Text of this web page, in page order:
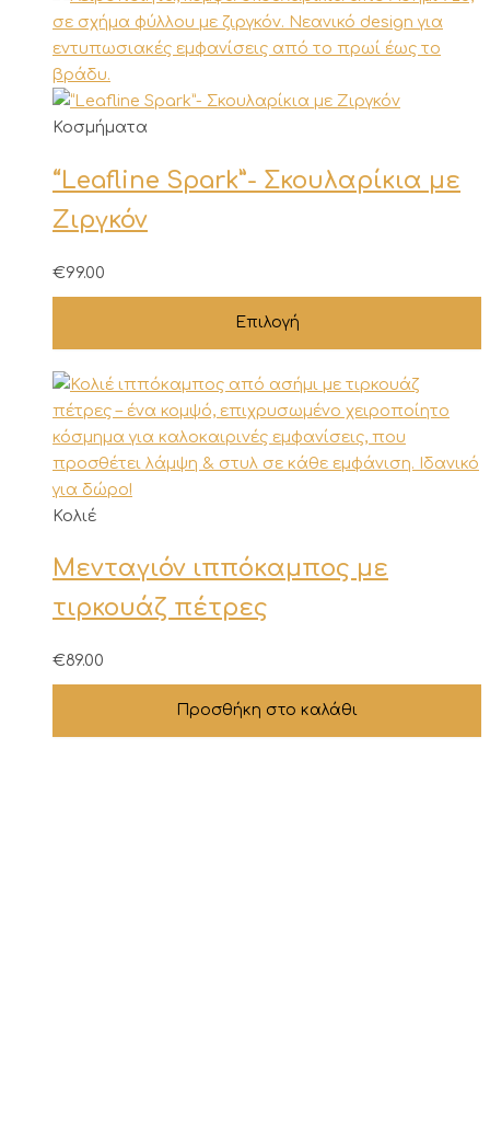
Κοσμήματα
“Leafline Spark”- Σκουλαρίκια με
Ζιργκόν
€99.00
Επιλογή
Αυτό
προϊόν
έχει
πολλαπλές
Οι
επιλεγούν
στη
σελίδα
του
προϊόντος
Κολιέ
Μενταγιόν ιππόκαμπος με
τιρκουάζ πέτρες
€89.00
Προσθήκη στο καλάθι